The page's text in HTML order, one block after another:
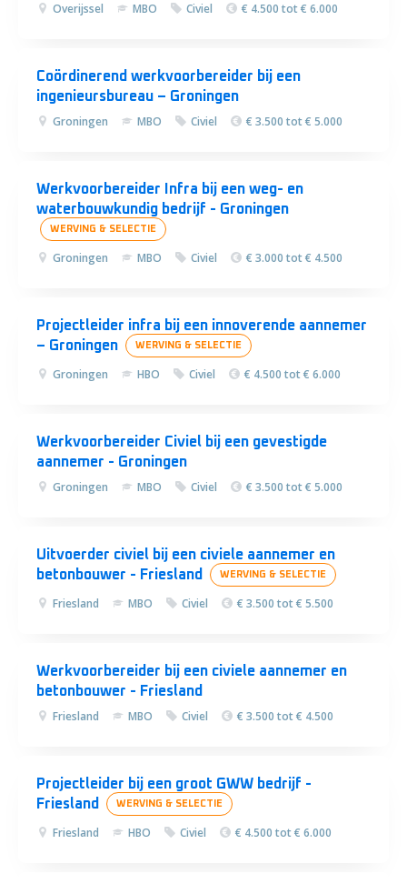
Overijssel MBO Civiel € 4.500 tot € 6.000
Coördinerend werkvoorbereider bij een
ingenieursbureau – Groningen
Groningen MBO Civiel € 3.500 tot € 5.000
Werkvoorbereider Infra bij een weg- en
waterbouwkundig bedrijf - Groningen
WERVING & SELECTIE
Groningen MBO Civiel € 3.000 tot € 4.500
Projectleider infra bij een innoverende aannemer
– Groningen
WERVING & SELECTIE
Groningen HBO Civiel € 4.500 tot € 6.000
Werkvoorbereider Civiel bij een gevestigde
aannemer - Groningen
Groningen MBO Civiel € 3.500 tot € 5.000
Uitvoerder civiel bij een civiele aannemer en
betonbouwer - Friesland
WERVING & SELECTIE
Friesland MBO Civiel € 3.500 tot € 5.500
Werkvoorbereider bij een civiele aannemer en
betonbouwer - Friesland
Friesland MBO Civiel € 3.500 tot € 4.500
Projectleider bij een groot GWW bedrijf -
Friesland
WERVING & SELECTIE
Friesland HBO Civiel € 4.500 tot € 6.000